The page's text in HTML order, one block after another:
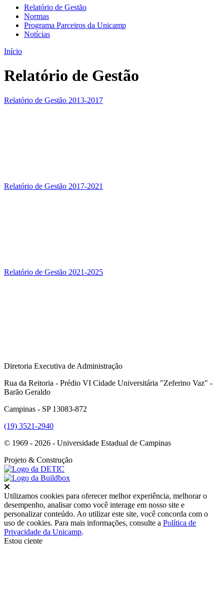
Relatório de Gestão
Normas
Programa Parceiros da Unicamp
Notícias
Início
Relatório de Gestão
Relatório de Gestão 2013-2017
Relatório de Gestão 2017-2021
Relatório de Gestão 2021-2025
Diretoria Executiva de Administração
Rua da Reitoria - Prédio VI Cidade Universitária "Zeferino Vaz" -
Barão Geraldo
Campinas - SP 13083-872
(19) 3521-2940
© 1969 - 2026 - Universidade Estadual de Campinas
Projeto & Construção
Utilizamos cookies para oferecer melhor experiência, melhorar o
desempenho, analisar como você interage em nosso site e
personalizar conteúdo. Ao utilizar este site, você concorda com o
uso de cookies. Para mais informações, consulte a Política de
Privacidade da Unicamp.
Estou ciente